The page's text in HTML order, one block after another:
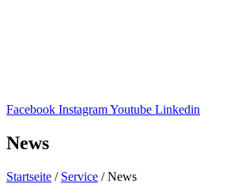
Facebook InstagramYoutube Linkedin
News
Start­seite / Service /News